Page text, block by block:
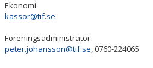
AVGIFTER
Ekonomi
kassor@tif.se
Föreningsadministratör
peter.johansson@tif.se, 0760-224065